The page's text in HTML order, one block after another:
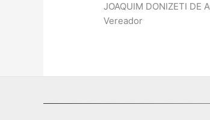
JOAQUIM DONIZETI DE
Vereador